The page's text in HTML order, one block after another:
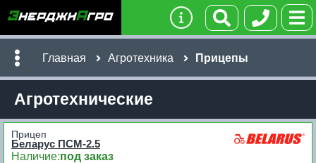
Главная Агротехника Прицепы
Агротехнические
Прицеп
Беларус ПСМ-2.5
Наличие:под заказ